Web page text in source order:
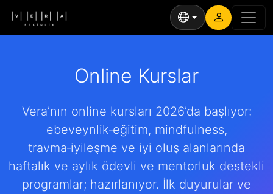
Online Kurslar
Vera’nın online kursları 2026’da başlıyor:
ebeveynlik‑eğitim, mindfulness,
travma‑iyileşme ve iyi oluş alanlarında
haftalık ve aylık ödevli ve mentorluk destekli
programlar; hazırlanıyor. İlk duyurular ve